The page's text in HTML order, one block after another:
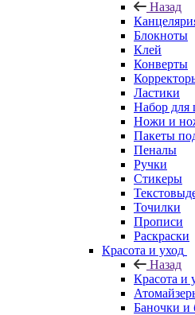
Назад
Блокноты
Клей
Конверты
Ластики
Набор для
Ножи и
Пакеты
Пеналы
Ручки
Стикеры
Точилки
Прописи
Раскраски
Красота и уход
Назад
Красота и
Баночки и